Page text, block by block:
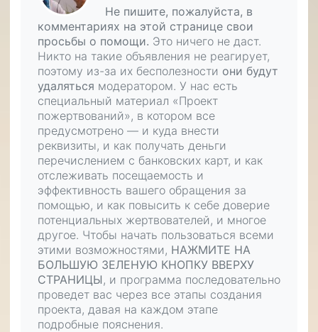
Не пишите, пожалуйста, в
комментариях на этой странице свои
просьбы о помощи. Это ничего не даст.
Никто на такие объявления не реагирует,
поэтому из-за их бесполезности они будут
удаляться модератором. У нас есть
специальный материал «Проект
пожертвований», в котором все
предусмотрено — и куда внести
реквизиты, и как получать деньги
перечислением с банковских карт, и как
отслеживать посещаемость и
эффективность вашего обращения за
помощью, и как повысить к себе доверие
потенциальных жертвователей, и многое
другое. Чтобы начать пользоваться всеми
этими возможностями, НАЖМИТЕ НА
БОЛЬШУЮ ЗЕЛЕНУЮ КНОПКУ ВВЕРХУ
СТРАНИЦЫ, и программа последовательно
проведет вас через все этапы создания
проекта, давая на каждом этапе
подробные пояснения.